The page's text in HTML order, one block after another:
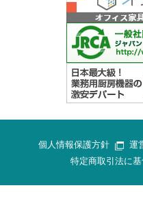
個人情報保護方針 運
特定商取引法に